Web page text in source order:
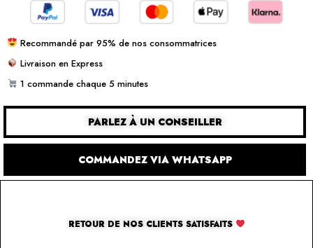
Recommandé par 95% de nos consommatrices
Livraison en Express
1 commande chaque 5 minutes
PARLEZ À UN CONSEILLER
COMMANDEZ VIA WHATSAPP
RETOUR DE NOS CLIENTS SATISFAITS